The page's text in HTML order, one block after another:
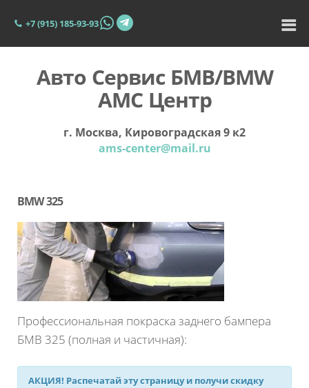
+7 (915) 185-93-93
Авто Сервис БМВ/BMW
АМС Центр
г. Москва, Кировоградская 9 к2
ams-center@mail.ru
BMW 325
Профессиональная покраска заднего бампера
БМВ 325 (полная и частичная):
АКЦИЯ! Распечатай эту страницу и получискидку